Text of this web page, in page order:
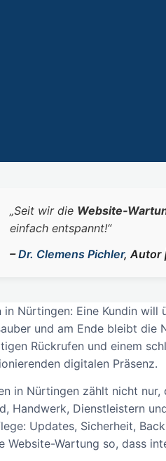
„Seit wir die
einfach entspannt!“
–Dr. Clemens Pichler, Autor
Nürtingen: Eine Kundin
und am Ende bleibt die
Rückrufen und einem
digitalen Präsenz.
in Nürtingen zählt nicht
Handwerk, Dienstleistern
Updates, Sicherheit,
Website-Wartung so, dass